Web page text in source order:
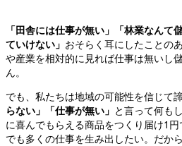
「田舎には仕事が無い」「林業なんて
ていけない」 おそらく耳にしたことの
や産業を相対的に見れば仕事は無いし
ん。
でも、私たちは地域の可能性を信じて
らない」「仕事が無い」 と言って何も
に喜んでもらえる商品をつくり届け1
でも多くの仕事を生み出したい。だか